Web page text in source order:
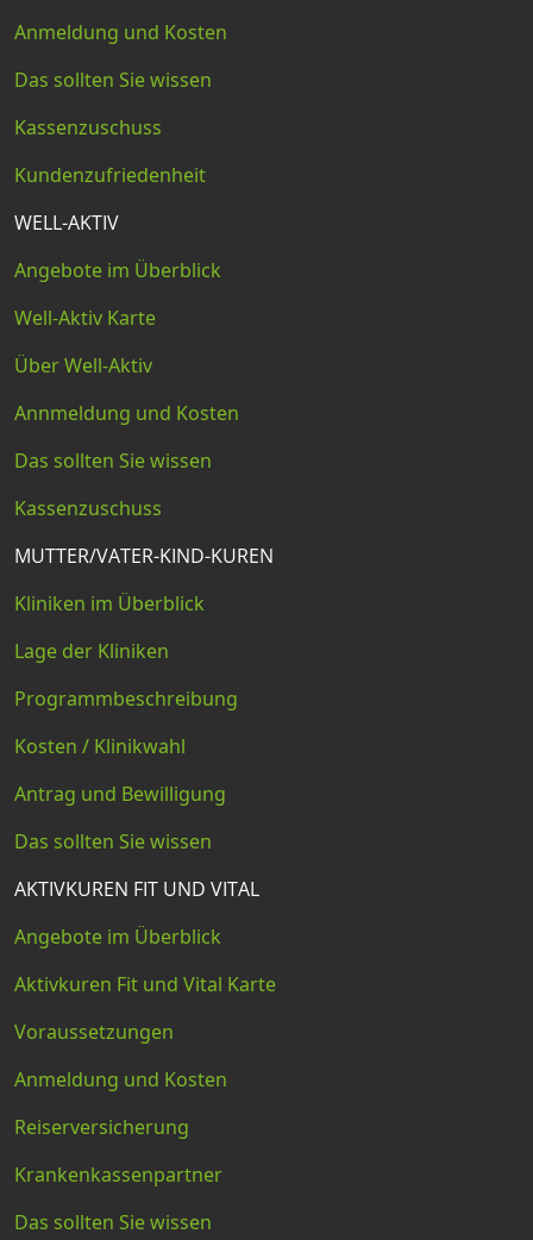
Anmeldung und Kosten
Das sollten Sie wissen
Kassenzuschuss
Kundenzufriedenheit
WELL-AKTIV
Angebote im Überblick
Well-Aktiv Karte
Über Well-Aktiv
Annmeldung und Kosten
Das sollten Sie wissen
Kassenzuschuss
MUTTER/VATER-KIND-KUREN
Kliniken im Überblick
Lage der Kliniken
Programmbeschreibung
Kosten / Klinikwahl
Antrag und Bewilligung
Das sollten Sie wissen
AKTIVKUREN FIT UND VITAL
Angebote im Überblick
Aktivkuren Fit und Vital Karte
Voraussetzungen
Anmeldung und Kosten
Reiserversicherung
Krankenkassenpartner
Das sollten Sie wissen